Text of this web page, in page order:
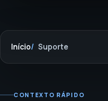
Início Suporte
CONTEXTO RÁPIDO